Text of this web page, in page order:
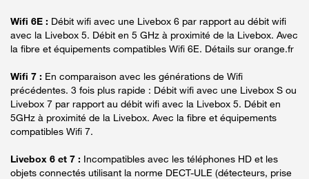
Wifi 6E : Débit wifi avec une Livebox 6 par rapport au débit wifi
avec la Livebox 5. Débit en 5 GHz à proximité de la Livebox. Avec
la fibre et équipements compatibles Wifi 6E. Détails sur orange.fr
Wifi 7 : En comparaison avec les générations de Wifi
précédentes. 3 fois plus rapide : Débit wifi avec une Livebox S ou
Livebox 7 par rapport au débit wifi avec la Livebox 5. Débit en
5GHz à proximité de la Livebox. Avec la fibre et équipements
compatibles Wifi 7.
Livebox 6 et 7 : Incompatibles avec les téléphones HD et les
objets connectés utilisant la norme DECT-ULE (détecteurs, prise